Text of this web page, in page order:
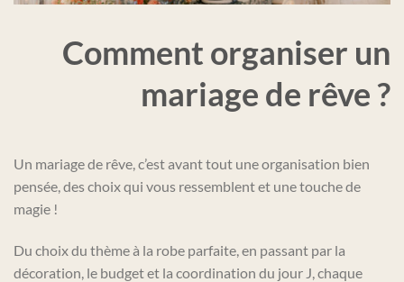
Comment organiser un
mariage de rêve ?
Un mariage de rêve, c’est avant tout une organisation bien
pensée, des choix qui vous ressemblent et une touche de
magie !
Du choix du thème à la robe parfaite, en passant par la
décoration, le budget et la coordination du jour J, chaque